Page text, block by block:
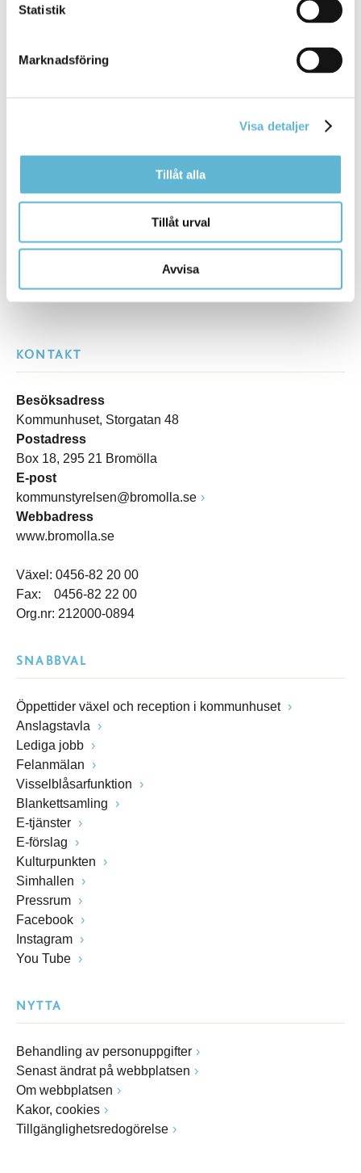
Statistik
Marknadsföring
Visa detaljer
Tillåt alla
Tillåt urval
Avvisa
En vattenförsörjningsplan är ett medel för att trygga
dricksvattenförsörjningen på lång sikt. Avsikten är att den
andra dokument ska fungera som ett planeringsunderlag i
Vattenförsörjningsplan för Bromölla kommun
Sidan senast uppdaterad:den 13 April 2026
KONTAKT
Besöksadress
Kommunhuset, Storgatan 48
Postadress
Box 18, 295 21 Bromölla
E-post
kommunstyrelsen@bromolla.se
Webbadress
www.bromolla.se
Växel: 0456-82 20 00
Fax: 0456-82 22 00
Org.nr: 212000-0894
SNABBVAL
Öppettider växel och reception i kommunhuset
Anslagstavla
Lediga jobb
Felanmälan
Visselblåsarfunktion
Blankettsamling
E-tjänster
E-förslag
Kulturpunkten
Simhallen
Pressrum
Facebook
Instagram
You Tube
NYTTA
Behandling av personuppgifter
Senast ändrat på webbplatsen
Om webbplatsen
Kakor, cookies
Tillgänglighetsredogörelse